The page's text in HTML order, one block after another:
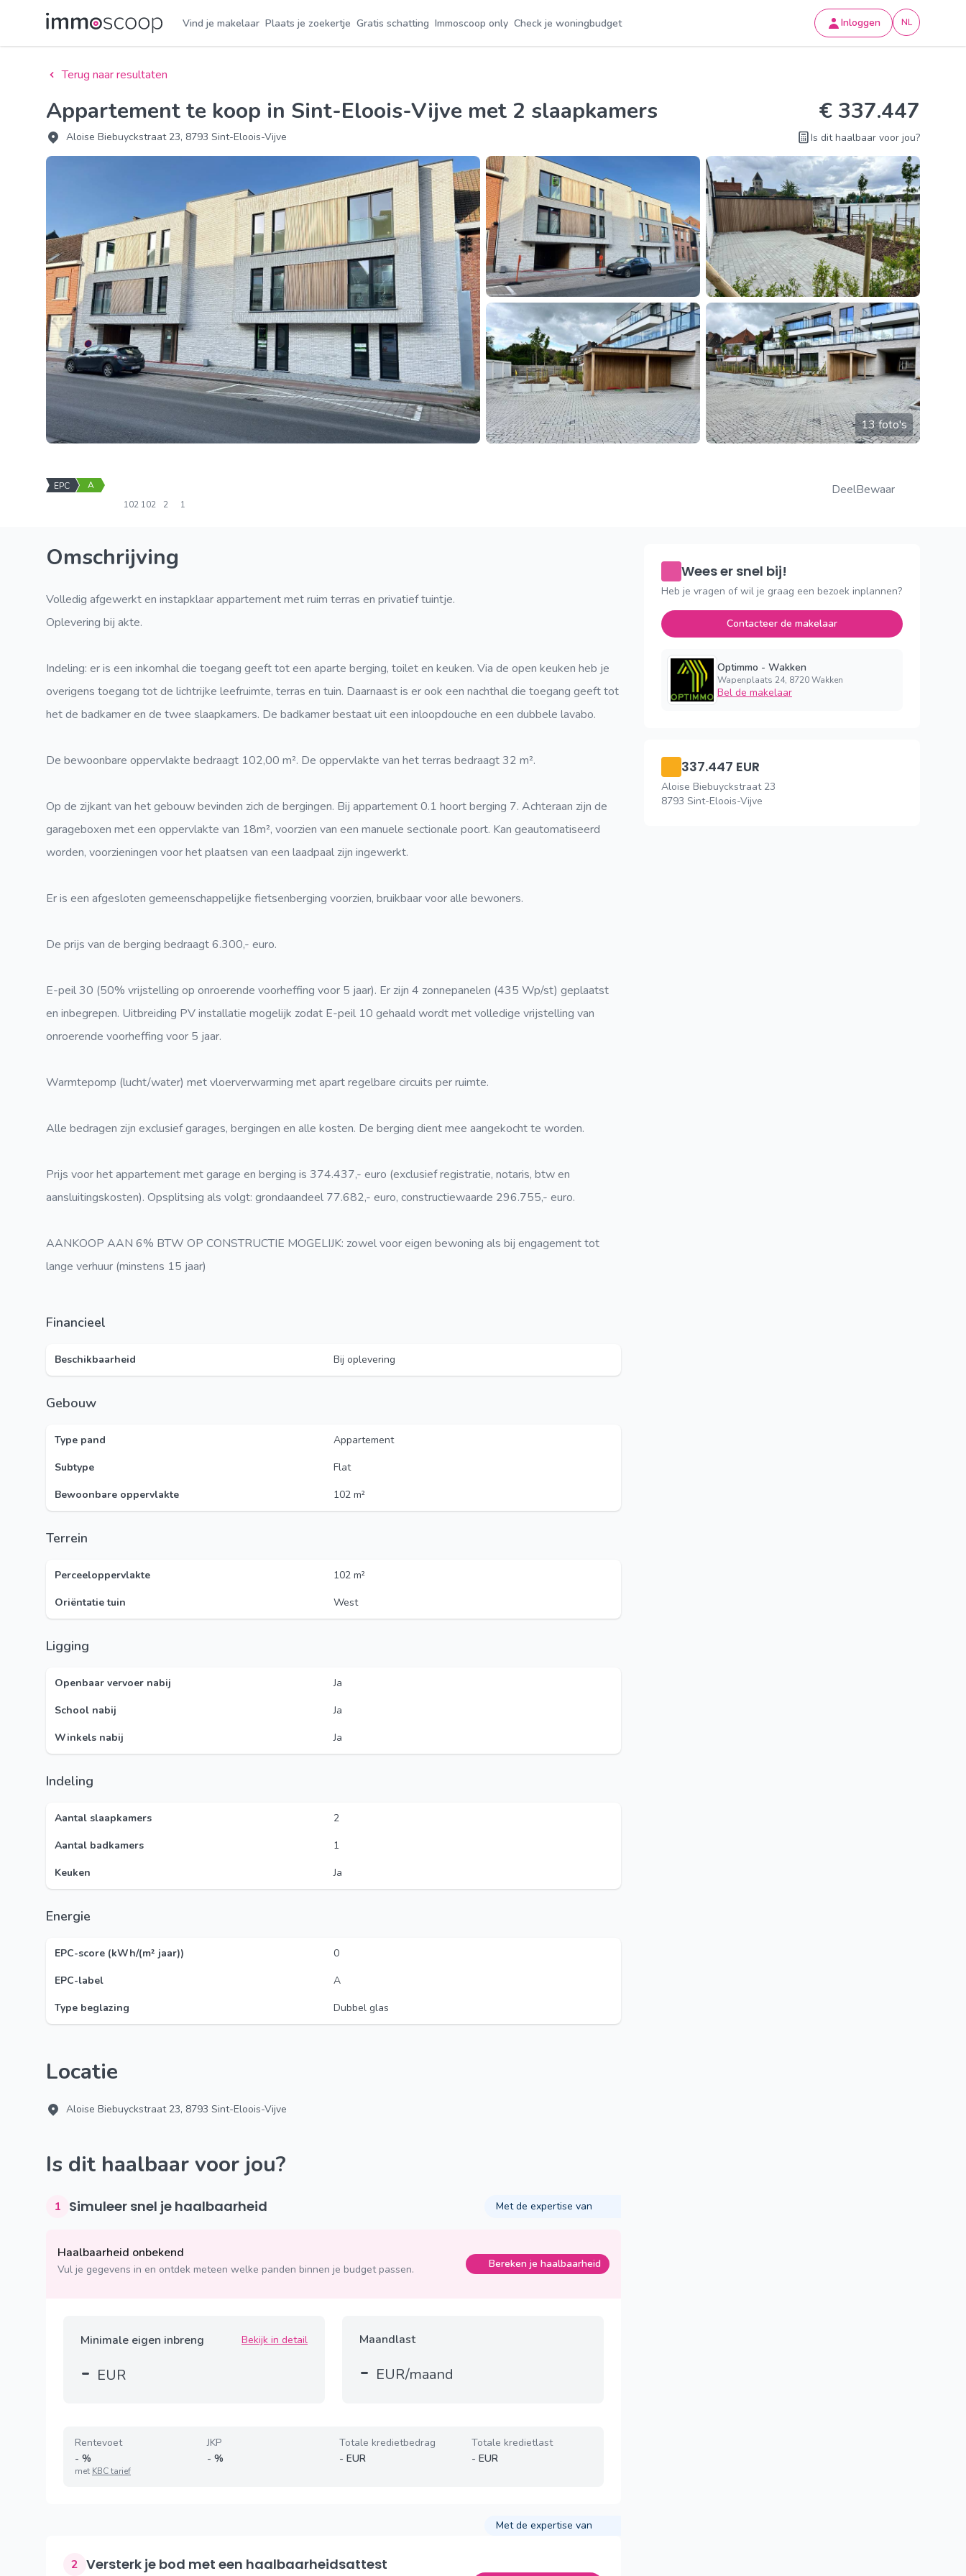
Vind je makelaar Plaats je zoekertje Gratis schatting Immoscoop only Check je woningbudget Inloggen NL
Terug naar resultaten
Appartement te koop in Sint-Eloois-Vijve met 2 slaapkamers
Aloise Biebuyckstraat 23, 8793 Sint-Eloois-Vijve
€ 337.447
Is dit haalbaar voor jou?
13 foto's
EPC A
102 102 2 1
DeelBewaar
Omschrijving
Volledig afgewerkt en instapklaar appartement met ruim terras en privatief tuintje.
Oplevering bij akte.
Indeling: er is een inkomhal die toegang geeft tot een aparte berging, toilet en keuken. Via de open keuken heb je
overigens toegang tot de lichtrijke leefruimte, terras en tuin. Daarnaast is er ook een nachthal die toegang geeft tot
het de badkamer en de twee slaapkamers. De badkamer bestaat uit een inloopdouche en een dubbele lavabo.
De bewoonbare oppervlakte bedraagt 102,00 m². De oppervlakte van het terras bedraagt 32 m².
Op de zijkant van het gebouw bevinden zich de bergingen. Bij appartement 0.1 hoort berging 7. Achteraan zijn de
garageboxen met een oppervlakte van 18m², voorzien van een manuele sectionale poort. Kan geautomatiseerd
worden, voorzieningen voor het plaatsen van een laadpaal zijn ingewerkt.
Er is een afgesloten gemeenschappelijke fietsenberging voorzien, bruikbaar voor alle bewoners.
De prijs van de berging bedraagt 6.300,- euro.
E-peil 30 (50% vrijstelling op onroerende voorheffing voor 5 jaar). Er zijn 4 zonnepanelen (435 Wp/st) geplaatst
en inbegrepen. Uitbreiding PV installatie mogelijk zodat E-peil 10 gehaald wordt met volledige vrijstelling van
onroerende voorheffing voor 5 jaar.
Warmtepomp (lucht/water) met vloerverwarming met apart regelbare circuits per ruimte.
Alle bedragen zijn exclusief garages, bergingen en alle kosten. De berging dient mee aangekocht te worden.
Prijs voor het appartement met garage en berging is 374.437,- euro (exclusief registratie, notaris, btw en
aansluitingskosten). Opsplitsing als volgt: grondaandeel 77.682,- euro, constructiewaarde 296.755,- euro.
AANKOOP AAN 6% BTW OP CONSTRUCTIE MOGELIJK: zowel voor eigen bewoning als bij engagement tot
lange verhuur (minstens 15 jaar)
Financieel
Beschikbaarheid Bij oplevering
Gebouw
Type pand
Appartement
Subtype
Flat
Bewoonbare oppervlakte
102 m²
Terrein
Perceeloppervlakte
102 m²
Oriëntatie tuin
West
Ligging
Openbaar vervoer nabij
Ja
School nabij
Ja
Winkels nabij
Ja
Indeling
Aantal slaapkamers
2
Aantal badkamers
1
Keuken
Ja
Energie
EPC-score (kWh/(m² jaar))
0
EPC-label
A
Type beglazing
Dubbel glas
Locatie
Aloise Biebuyckstraat 23, 8793 Sint-Eloois-Vijve
Is dit haalbaar voor jou?
1 Simuleer snel je haalbaarheid Met de expertise van
Haalbaarheid onbekend
Vul je gegevens in en ontdek meteen welke panden binnen je budget passen. Bereken je haalbaarheid
Minimale eigen inbreng Bekijk in detail
- EUR
Maandlast
- EUR/maand
Rentevoet
- %
met KBC tarief
JKP
- %
Totale kredietbedrag
- EUR
Totale kredietlast
- EUR
Met de expertise van
2 Versterk je bod met een haalbaarheidsattest
Wees er snel bij!
Heb je vragen of wil je graag een bezoek inplannen?
Contacteer de makelaar
Optimmo - Wakken
Wapenplaats 24, 8720 Wakken
Bel de makelaar
337.447 EUR
Aloise Biebuyckstraat 23
8793 Sint-Eloois-Vijve